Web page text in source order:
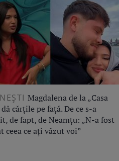
Magdalena de la „Casa
cărțile pe față. De ce s-a
de fapt, de Neamțu: „N-a fost
ceea ce ați văzut voi”